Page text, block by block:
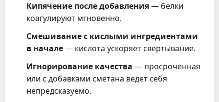
Кипячение после добавления— белки
коагулируют мгновенно.
Смешивание с кислыми ингредиентами
в начале— кислота ускоряет свертывание.
Игнорирование качества — просроченная
или с добавками сметана ведет себя
непредсказуемо.